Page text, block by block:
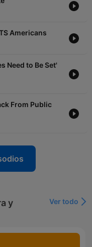
Americans
Need to Be Set'
From Public
y
Ver todo